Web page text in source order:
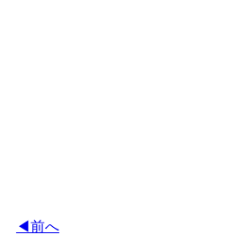
◀前へ